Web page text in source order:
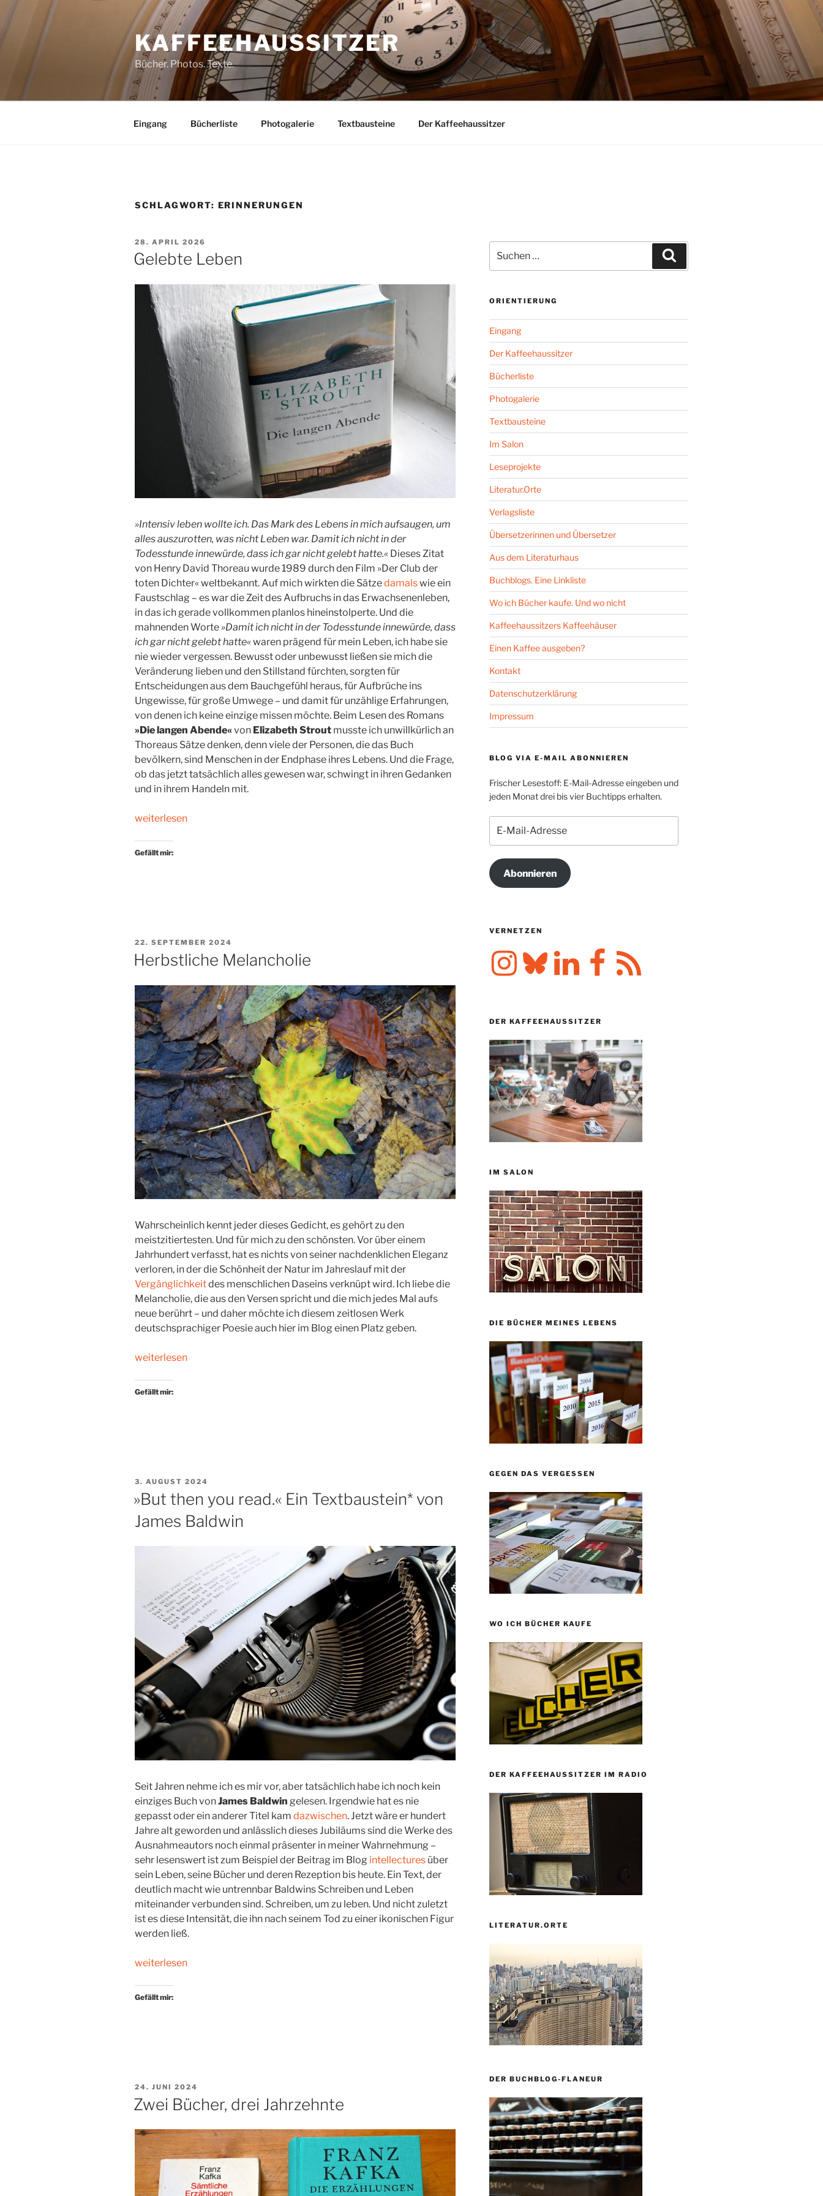
Zum
KAFFEEHAUSSITZER
Bücher. Photos. Texte.
Eingang Bücherliste Photogalerie Textbausteine Der Kaffeehaussitzer
SCHLAGWORT: ERINNERUNGEN
VERÖFFENTLICHT
AM
28. APRIL 2026
Gelebte Leben
»Intensiv leben wollte ich. Das Mark des Lebens in mich aufsaugen, um
alles auszurotten, was nicht Leben war. Damit ich nicht in der
Todesstunde innewürde, dass ich gar nicht gelebt hatte.« Dieses Zitat
von Henry David Thoreau wurde 1989 durch den Film »Der Club der
toten Dichter« weltbekannt. Auf mich wirkten die Sätzedamalswie ein
Faustschlag – es war die Zeit des Aufbruchs in das Erwachsenenleben,
in das ich gerade vollkommen planlos hineinstolperte. Und die
mahnenden Worte»Damit ich nicht in der Todesstunde innewürde, dass
ich gar nicht gelebt hatte«waren prägend für mein Leben, ich habe sie
nie wieder vergessen. Bewusst oder unbewusst ließen sie mich die
Veränderung lieben und den Stillstand fürchten, sorgten für
Entscheidungen aus dem Bauchgefühl heraus, für Aufbrüche ins
Ungewisse, für große Umwege – und damit für unzählige Erfahrungen,
von denen ich keine einzige missen möchte. Beim Lesen des Romans
»Die langen Abende« von Elizabeth Strout musste ich unwillkürlich an
Thoreaus Sätze denken, denn viele der Personen, die das Buch
bevölkern, sind Menschen in der Endphase ihres Lebens. Und die Frage,
ob das jetzt tatsächlich alles gewesen war, schwingt in ihren Gedanken
und in ihrem Handeln mit.
„Gelebte
weiterlesen
Gefällt mir:
VERÖFFENTLICHT
AM
22. SEPTEMBER 2024
Herbstliche Melancholie
Wahrscheinlich kennt jeder dieses Gedicht, es gehört zu den
meistzitiertesten. Und für mich zu den schönsten. Vor über einem
Jahrhundert verfasst, hat es nichts von seiner nachdenklichen Eleganz
verloren, in der die Schönheit der Natur im Jahreslauf mit der
Vergänglichkeitdes menschlichen Daseins verknüpt wird. Ich liebe die
Melancholie, die aus den Versen spricht und die mich jedes Mal aufs
neue berührt – und daher möchte ich diesem zeitlosen Werk
deutschsprachiger Poesie auch hier im Blog einen Platz geben.
„Herbstliche
weiterlesen
Gefällt mir:
VERÖFFENTLICHT
AM
3. AUGUST 2024
»But then you read.« Ein Textbaustein* von
James Baldwin
Seit Jahren nehme ich es mir vor, aber tatsächlich habe ich noch kein
einziges Buch vonJames Baldwin gelesen. Irgendwie hat es nie
gepasst oder ein anderer Titel kam dazwischen. Jetzt wäre er hundert
Jahre alt geworden und anlässlich dieses Jubiläums sind die Werke des
Ausnahmeautors noch einmal präsenter in meiner Wahrnehmung –
sehr lesenswert ist zum Beispiel der Beitrag im Blog intellectures über
sein Leben, seine Bücher und deren Rezeption bis heute. Ein Text, der
deutlich macht wie untrennbar Baldwins Schreiben und Leben
miteinander verbunden sind. Schreiben, um zu leben. Und nicht zuletzt
ist es diese Intensität, die ihn nach seinem Tod zu einer ikonischen Figur
werden ließ.
„»But
you
weiterlesen
Gefällt mir:
VERÖFFENTLICHT
AM
24. JUNI 2024
Zwei Bücher, drei Jahrzehnte
nach:
ORIENTIERUNG
Eingang
Der Kaffeehaussitzer
Bücherliste
Photogalerie
Textbausteine
Im Salon
Leseprojekte
Literatur.Orte
Verlagsliste
Übersetzerinnen und Übersetzer
Aus dem Literaturhaus
Buchblogs. Eine Linkliste
Wo ich Bücher kaufe. Und wo nicht
Kaffeehaussitzers Kaffeehäuser
Einen Kaffee ausgeben?
Kontakt
Datenschutzerklärung
Impressum
BLOG VIA E-MAIL ABONNIEREN
Frischer Lesestoff: E-Mail-Adresse eingeben und
jeden Monat drei bis vier Buchtipps erhalten.
Mail-
Adresse
Abonnieren
VERNETZEN
InstagramBluesky LinkedIn FacebookRSS-
Feed
DER KAFFEEHAUSSITZER
IM SALON
DIE BÜCHER MEINES LEBENS
GEGEN DAS VERGESSEN
WO ICH BÜCHER KAUFE
DER KAFFEEHAUSSITZER IM RADIO
LITERATUR.ORTE
DER BUCHBLOG-FLANEUR